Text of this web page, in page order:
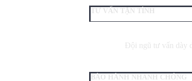
TƯ VẤN TẬN TÌNH
Đội ngũ tư vấn dày
BÀO HÀNH NHANH CHÓNG